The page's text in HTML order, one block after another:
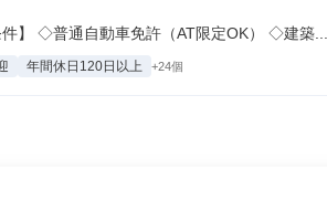
】 ◇普通自動車免許（AT限定OK） ◇建築...
年間休日120日以上 +24個